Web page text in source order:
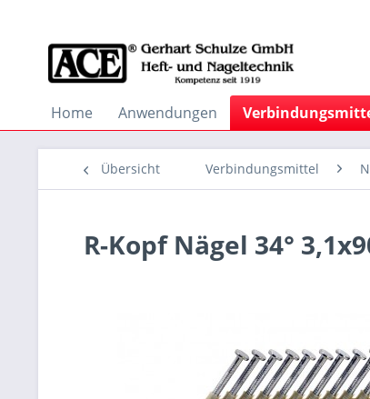
Home Anwendungen
Übersicht Verbindungsmittel
R-Kopf Nägel 34°